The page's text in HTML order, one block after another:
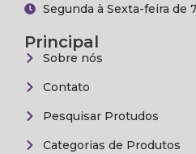
Segunda à Sexta-feira de
Principal
Sobre nós
Contato
Pesquisar Protudos
Categorias de Produtos